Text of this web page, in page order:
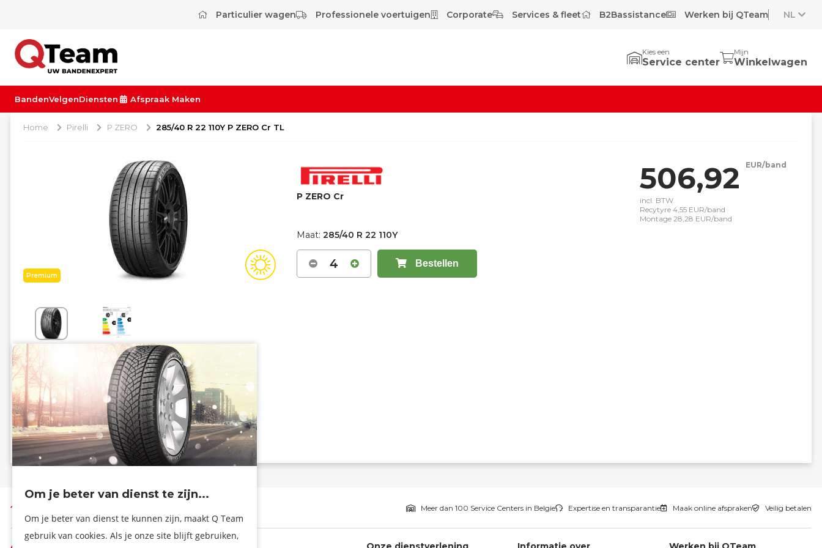
Om je beter van dienst te zijn...
Om je beter van dienst te kunnen zijn, maakt Q Team
gebruik van cookies. Als je onze site blijft gebruiken,
Particulier wagen Professionele voertuigen Corporate Services & fleet B2Bassistance Werken bij QTeam NL
Kies een
Service center
Mijn
Winkelwagen
BandenVelgenDiensten Afspraak Maken
Home Pirelli P ZERO 285/40 R 22 110Y P ZERO Cr TL
Premium
B Energiezuinig A
B - 73 dB
Info eprel
P ZERO Cr
506,92 EUR/band
incl. BTW
Recytyre 4,55 EUR/band
Montage 28,28 EUR/band
Maat:285/40 R 22 110Y
4 Bestellen
Meer dan 100 Service Centers in Belgie Expertise en transparantie Maak online afspraken Veilig betalen